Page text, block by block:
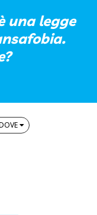
una legge